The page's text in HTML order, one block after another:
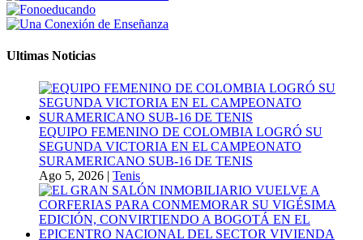
Ultimas Noticias
EQUIPO FEMENINO DE COLOMBIA LOGRÓ SU
SEGUNDA VICTORIA EN EL CAMPEONATO
SURAMERICANO SUB-16 DE TENIS
Ago 5, 2026 | Tenis